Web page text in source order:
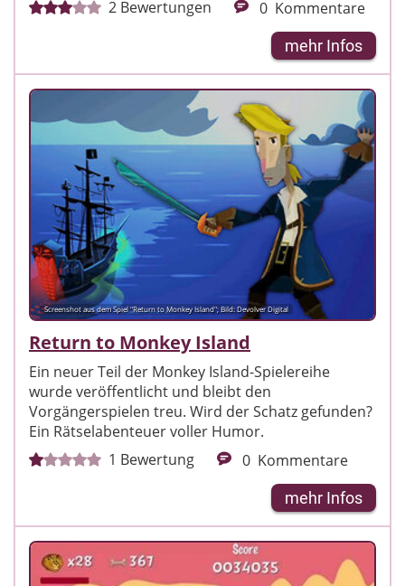
2 Bewertungen 0 Kommentare
mehr Infos
Screenshot aus dem Spiel "Return to Monkey Island"; Bild: Devolver Digital
Return to Monkey Island
Ein neuer Teil der Monkey Island-Spielereihe
wurde veröffentlicht und bleibt den
Vorgängerspielen treu. Wird der Schatz gefunden?
Ein Rätselabenteuer voller Humor.
1 Bewertung 0 Kommentare
mehr Infos